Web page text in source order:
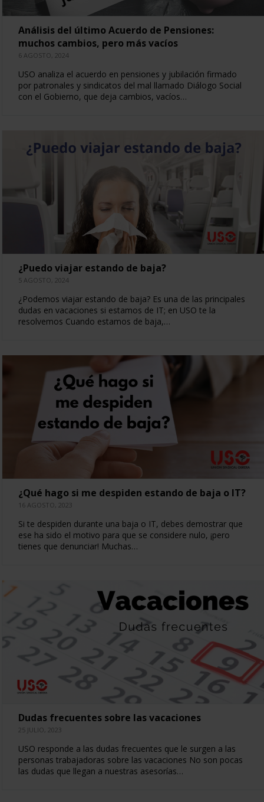
Análisis del último Acuerdo de Pensiones:
muchos cambios, pero más vacíos
6 AGOSTO, 2024
USO analiza el acuerdo en pensiones y jubilación firmado
por patronales y sindicatos del mal llamado Diálogo Social
con el Gobierno, que deja cambios, vacíos…
¿Puedo viajar estando de baja?
5 AGOSTO, 2024
¿Podemos viajar estando de baja? Es una de las principales
dudas en vacaciones si estamos de IT; en USO te la
resolvemos Cuando estamos de baja,…
¿Qué hago si me despiden estando de baja o IT?
16 AGOSTO, 2023
Si te despiden durante una baja o IT, debes demostrar que
ese ha sido el motivo para que se considere nulo, ¡pero
tienes que denunciar! Muchas…
Dudas frecuentes sobre las vacaciones
25 JULIO, 2023
USO responde a las dudas frecuentes que le surgen a las
personas trabajadoras sobre las vacaciones No son pocas
las dudas que llegan a nuestras asesorías…